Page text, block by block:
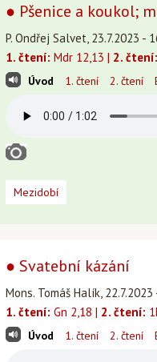
● Pšenice a koukol;
P. Ondřej Salvet, 23.7.2023 -
1. čtení: Mdr 12,13 | 2. čtení:
Úvod 1. čtení 2. čtení
Mezidobí
● Svatební kázání
Mons. Tomáš Halík, 22.7.2023
1. čtení: Gn 2,18 | 2. čtení:
Úvod 1. čtení 2. čtení